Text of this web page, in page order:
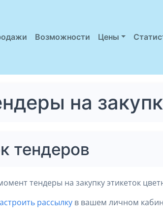
Возможности Цены
на
тендеров
тендеры на закупку этикеток
рассылкув вашем личном